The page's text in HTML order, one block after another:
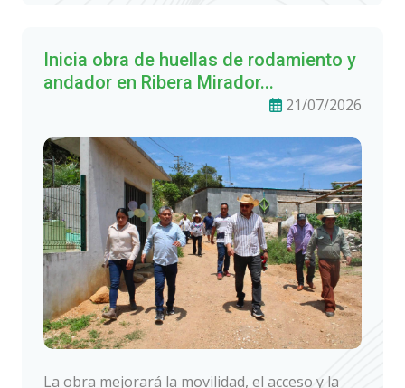
Inicia obra de huellas de rodamiento y
andador en Ribera Mirador...
21/07/2026
La obra mejorará la movilidad, el acceso y la